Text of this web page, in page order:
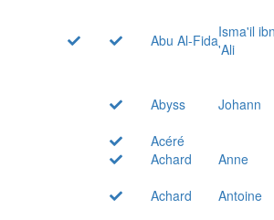
Abu Al-FidaIsma'il
'Ali
Abyss
Johann
Acéré
Achard
Anne
Achard
Antoine